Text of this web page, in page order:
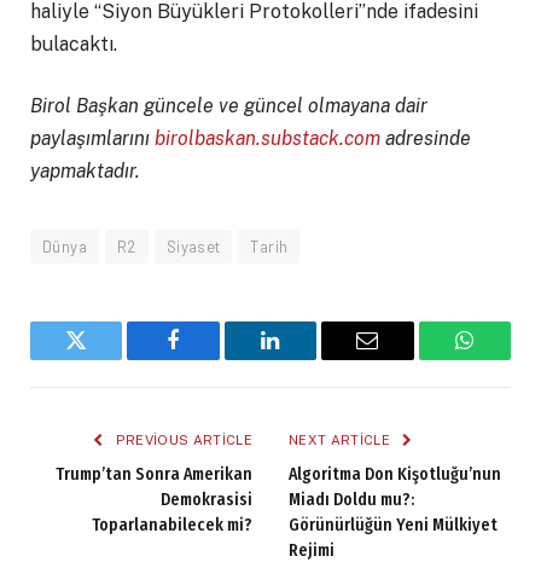
haliyle “Siyon Büyükleri Protokolleri”nde ifadesini
bulacaktı.
Birol Başkan güncele ve güncel olmayana dair
paylaşımlarını birolbaskan.substack.com adresinde
yapmaktadır.
Dünya R2 Siyaset Tarih
Twitter Facebook LinkedIn Email
PREVIOUS ARTICLE
Trump’tan Sonra Amerikan
Demokrasisi
Toparlanabilecek mi?
NEXT ARTICLE
Algoritma Don Kişotluğu’nun
Miadı Doldu mu?:
Görünürlüğün Yeni Mülkiyet
Rejimi